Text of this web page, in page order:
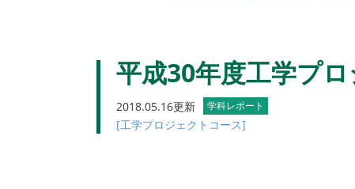
平成30年度工学プ
2018.05.16更新 学科レポート
[工学プロジェクトコース]